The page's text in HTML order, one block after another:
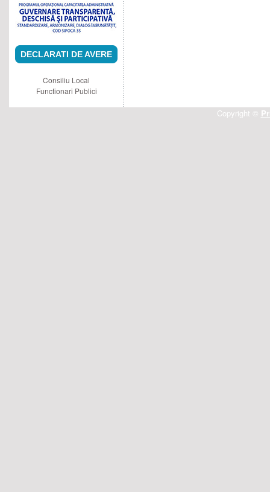
DECLARATI DE AVERE
Consiliu Local
Functionari Publici
Copyright ©